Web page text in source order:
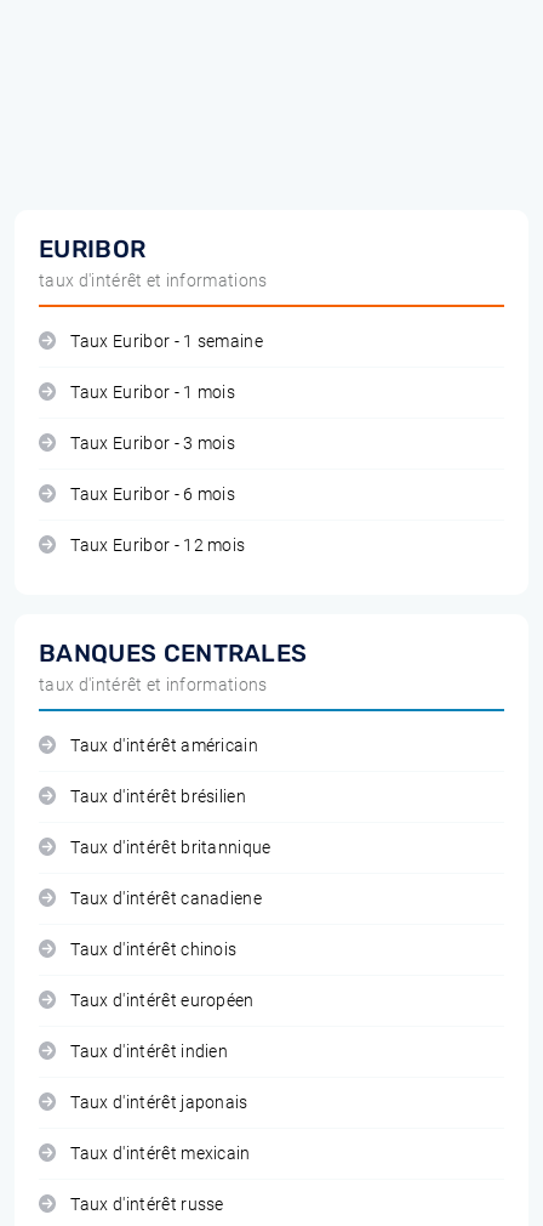
EURIBOR
taux d'intérêt et informations
Taux Euribor - 1 semaine
Taux Euribor - 1 mois
Taux Euribor - 3 mois
Taux Euribor - 6 mois
Taux Euribor - 12 mois
BANQUES CENTRALES
taux d'intérêt et informations
Taux d'intérêt américain
Taux d'intérêt brésilien
Taux d'intérêt britannique
Taux d'intérêt canadiene
Taux d'intérêt chinois
Taux d'intérêt européen
Taux d'intérêt indien
Taux d'intérêt japonais
Taux d'intérêt mexicain
Taux d'intérêt russe